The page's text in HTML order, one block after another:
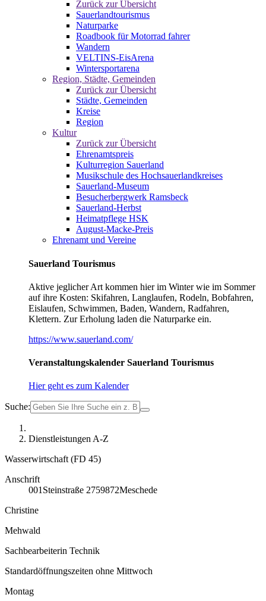
Zurück zur Übersicht
Sauerlandtourismus
Naturparke
Roadbook für Motorrad fahrer
Wandern
VELTINS-EisArena
Wintersportarena
Region, Städte, Gemeinden
Zurück zur Übersicht
Städte, Gemeinden
Kreise
Region
Kultur
Zurück zur Übersicht
Ehrenamtspreis
Kulturregion Sauerland
Musikschule des Hochsauerlandkreises
Sauerland-Museum
Besucherbergwerk Ramsbeck
Sauerland-Herbst
Heimatpflege HSK
August-Macke-Preis
Ehrenamt und Vereine
Sauerland Tourismus
Aktive jeglicher Art kommen hier im Winter wie im Sommer
auf ihre Kosten: Skifahren, Langlaufen, Rodeln, Bobfahren,
Eislaufen, Schwimmen, Baden, Wandern, Radfahren,
Klettern. Zur Erholung laden die Naturparke ein.
https://www.sauerland.com/
Veranstaltungskalender Sauerland Tourismus
Hier geht es zum Kalender
Suche:
Dienstleistungen A-Z
Wasserwirtschaft (FD 45)
Anschrift
001 Steinstraße 2759872Meschede
Christine
Mehwald
Sachbearbeiterin Technik
Standardöffnungszeiten ohne Mittwoch
Montag